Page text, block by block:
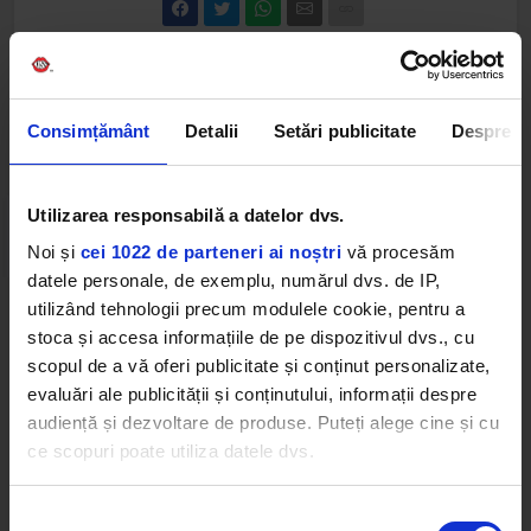
Consimțământ Detalii Setări publicitate Despre
Utilizarea responsabilă a datelor dvs.
Noi și cei 1022 de parteneri ai noștri vă procesăm
datele personale, de exemplu, numărul dvs. de IP,
utilizând tehnologii precum modulele cookie, pentru a
stoca și accesa informațiile de pe dispozitivul dvs., cu
scopul de a vă oferi publicitate și conținut personalizate,
evaluări ale publicității și conținutului, informații despre
audiență și dezvoltare de produse. Puteți alege cine și cu
ce scopuri poate utiliza datele dvs.
Web radios
Cele mai ascultate playlist-uri
PANANARAMA Radio